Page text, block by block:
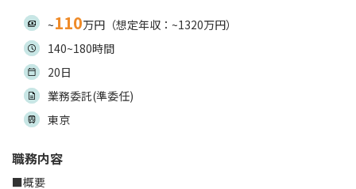
~110万円（想定年収：~1320万円）
140~180時間
20日
業務委託(準委任)
東京
職務内容
■概要